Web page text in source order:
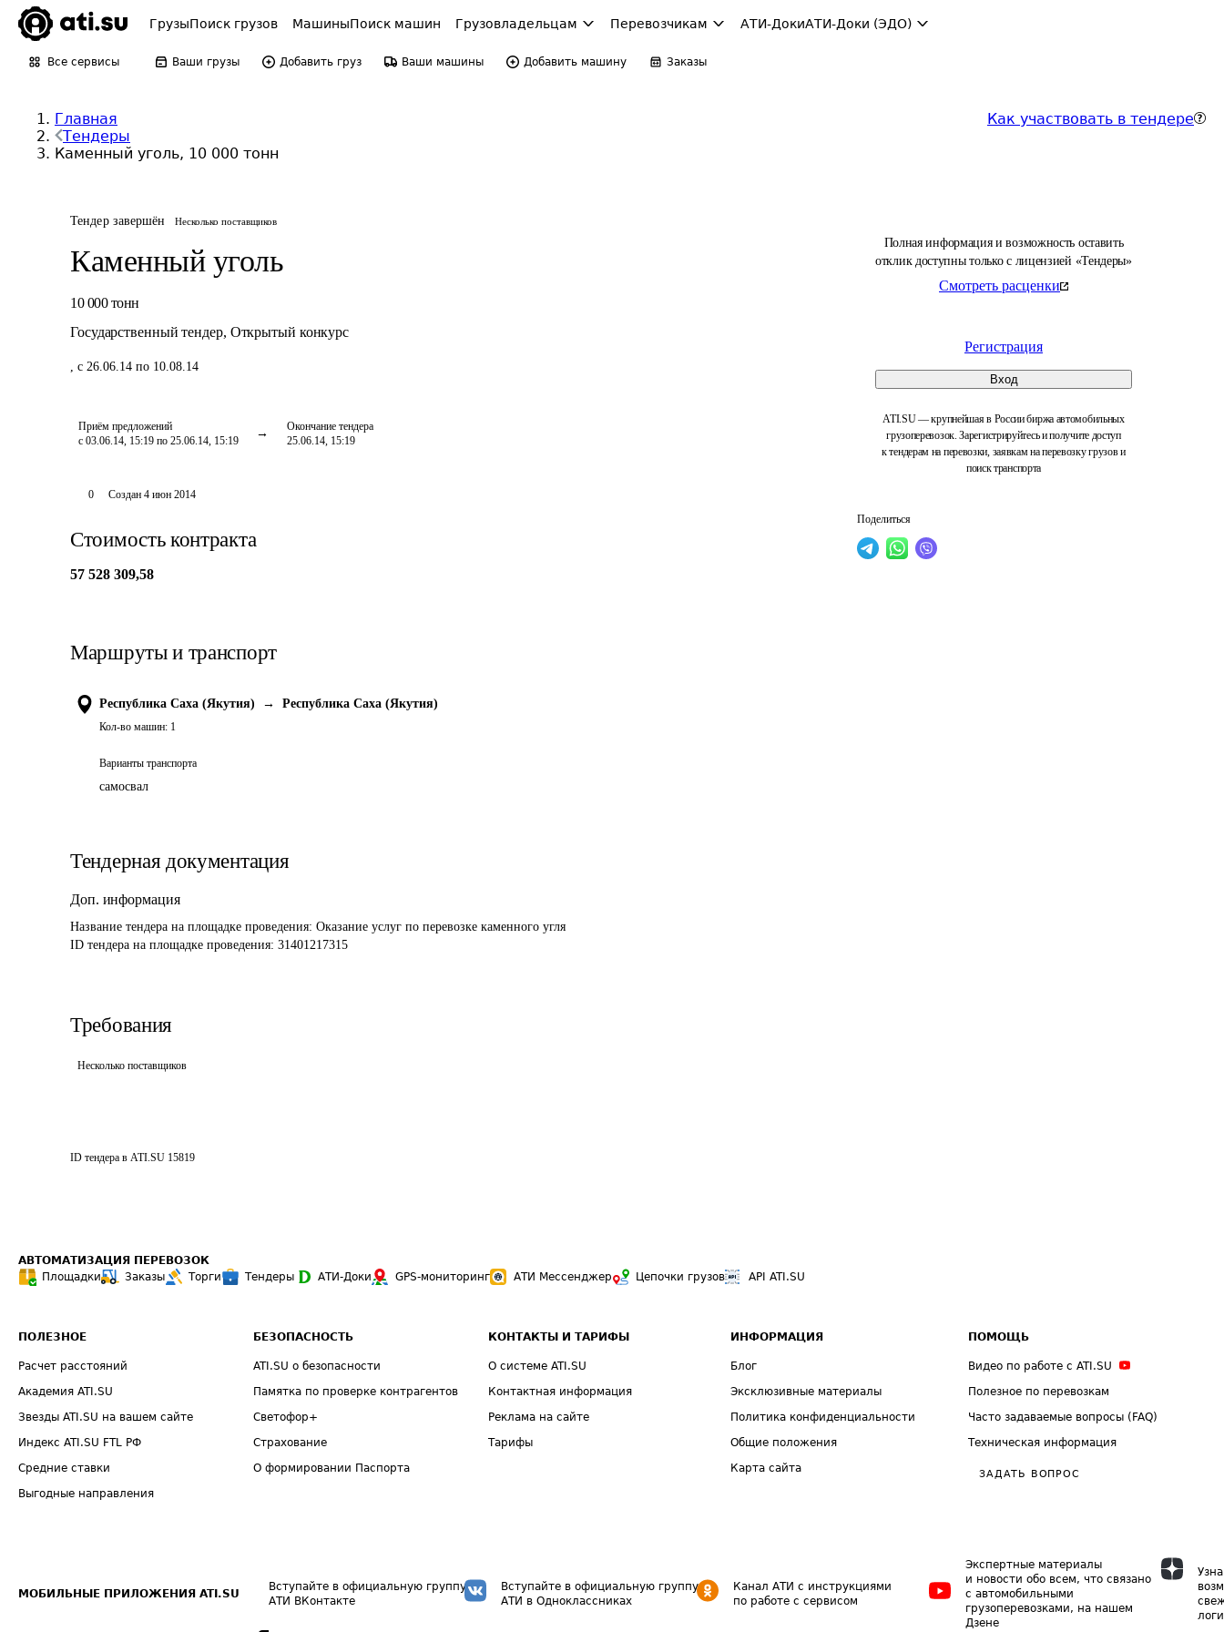
ГрузыПоиск грузов МашиныПоиск машин Грузовладельцам Перевозчикам АТИ-ДокиАТИ-Доки (ЭДО)
Все сервисы Ваши грузы Добавить груз Ваши машины Добавить машину Заказы
Главная
Тендеры
Каменный уголь, 10 000 тонн
Как участвовать в тендере
Тендер завершён Несколько поставщиков
Каменный уголь
10 000 тонн
Государственный тендер, Открытый конкурс
, с 26.06.14 по 10.08.14
Приём предложений
с 03.06.14, 15:19 по 25.06.14, 15:19
Окончание тендера
25.06.14, 15:19
Полная информация и возможность оставить
отклик доступны только с лицензией «Тендеры»
Смотреть расценки
Регистрация
Вход
ATI.SU — крупнейшая в России биржа автомобильных
грузоперевозок. Зарегистрируйтесь и получите доступ
к тендерам на перевозки, заявкам на перевозку грузов и
поиск транспорта
Поделиться
0 Создан 4 июн 2014
Стоимость контракта
57 528 309,58
Маршруты и транспорт
Республика Саха (Якутия) → Республика Саха (Якутия)
Кол-во машин: 1
Варианты транспорта
самосвал
Тендерная документация
Доп. информация
Название тендера на площадке проведения: Оказание услуг по перевозке каменного угля
ID тендера на площадке проведения: 31401217315
Требования
Несколько поставщиков
ID тендера в ATI.SU 15819
АВТОМАТИЗАЦИЯ ПЕРЕВОЗОК
Площадки
Заказы Торги Тендеры АТИ-Доки GPS-мониторинг АТИ Мессенджер Цепочки грузов API ATI.SU
ПОЛЕЗНОЕ
Расчет расстояний
Академия ATI.SU
Звезды ATI.SU на вашем сайте
Индекс ATI.SU FTL РФ
Средние ставки
Выгодные направления
БЕЗОПАСНОСТЬ
ATI.SU о безопасности
Памятка по проверке контрагентов
Светофор+
Страхование
О формировании Паспорта
КОНТАКТЫ И ТАРИФЫ
О системе ATI.SU
Контактная информация
Реклама на сайте
Тарифы
ИНФОРМАЦИЯ
Блог
Эксклюзивные материалы
Политика конфиденциальности
Общие положения
Карта сайта
ПОМОЩЬ
Видео по работе с ATI.SU
Полезное по перевозкам
Часто задаваемые вопросы (FAQ)
Техническая информация
ЗАДАТЬ ВОПРОС
МОБИЛЬНЫЕ ПРИЛОЖЕНИЯ ATI.SU
Вступайте в официальную группу
АТИ ВКонтакте
Вступайте в официальную группу
АТИ в Одноклассниках
Канал АТИ с инструкциями
по работе с сервисом
Экспертные материалы
и новости обо всем, что связано
с автомобильными
грузоперевозками, на нашем
Дзене